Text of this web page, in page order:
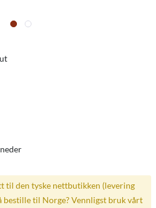
til den tyske nettbutikken (levering
bestille til Norge? Vennligst bruk vårt